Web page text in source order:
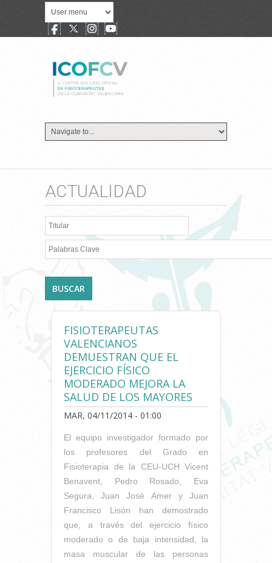
ACTUALIDAD
Titular
Palabras Clave
FISIOTERAPEUTAS
VALENCIANOS
DEMUESTRAN QUE EL
EJERCICIO FÍSICO
MODERADO MEJORA LA
SALUD DE LOS MAYORES
MAR, 04/11/2014 - 01:00
El equipo investigador formado por
los profesores del Grado en
Fisioterapia de la CEU-UCH Vicent
Benavent, Pedro Rosado, Eva
Segura, Juan José Amer y Juan
Francisco Lisón han demostrado
que, a través del ejercicio físico
moderado o de baja intensidad, la
masa muscular de las personas